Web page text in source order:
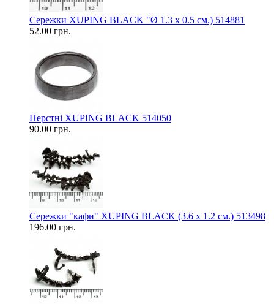
Сережки XUPING BLACK "Ø 1.3 х 0.5 см.) 514881
52.00 грн.
Перстні XUPING BLACK 514050
90.00 грн.
Сережки "кафи" XUPING BLACK (3.6 х 1.2 см.) 513498
196.00 грн.